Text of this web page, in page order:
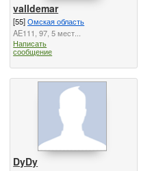
valldemar
[55]Омская область
AE111, 97, 5 мест...
Написать
сообщение
DyDy